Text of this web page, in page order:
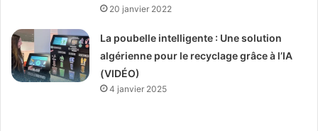
20 janvier 2022
La poubelle intelligente : Une solution
algérienne pour le recyclage grâce à l’IA
(VIDÉO)
4 janvier 2025